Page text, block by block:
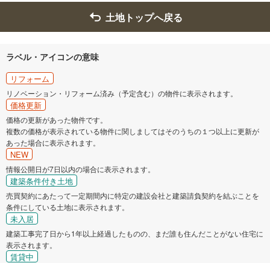
土地トップへ戻る
ラベル・アイコンの意味
リフォーム
リノベーション・リフォーム済み（予定含む）の物件に表示されます。
価格更新
価格の更新があった物件です。
複数の価格が表示されている物件に関しましてはそのうちの１つ以上に更新が
あった場合に表示されます。
NEW
情報公開日が7日以内の場合に表示されます。
建築条件付き土地
売買契約にあたって一定期間内に特定の建設会社と建築請負契約を結ぶことを
条件にしている土地に表示されます。
未入居
建築工事完了日から1年以上経過したものの、まだ誰も住んだことがない住宅に
表示されます。
賃貸中